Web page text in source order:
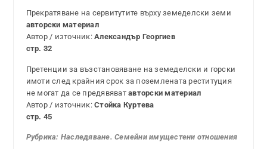
Прекратяване на сервитутите върху земеделски земи
авторски материал
Автор / източник:Александър Георгиев
стр. 32
Претенции за възстановяване на земеделски и горски
имоти след крайния срок за поземлената реституция
не могат да се предявяватавторски материал
Автор / източник:Стойка Куртева
стр. 45
Рубрика: Наследяване. Семейни имущестени отношения